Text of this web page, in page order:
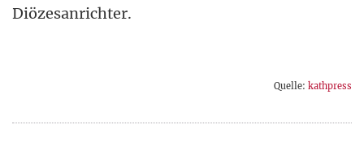
Diözesanrichter.
Quelle: kathpress